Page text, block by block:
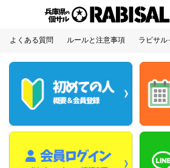
よくある質問 ルールと注意事項 ラビサル